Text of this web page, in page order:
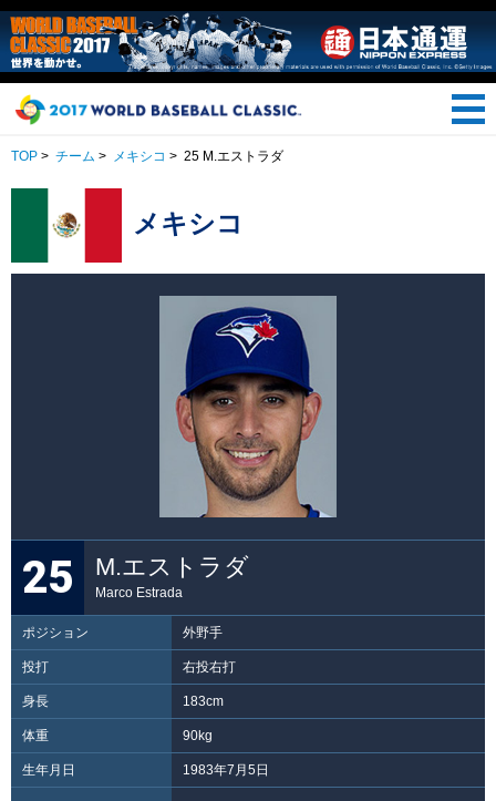
TOP > チーム > メキシコ > 25 M.エストラダ
メキシコ
25 M.エストラダ
Marco Estrada
ポジション 外野手
投打 右投右打
身長 183cm
体重 90kg
生年月日 1983年7月5日